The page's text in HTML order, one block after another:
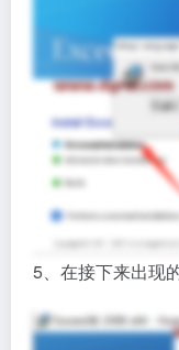
5、在接下来出现